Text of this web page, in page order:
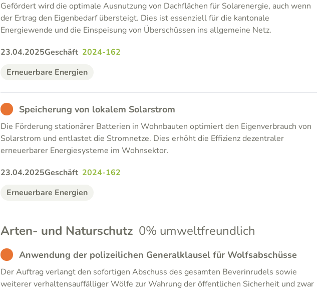
Gefördert wird die optimale Ausnutzung von Dachflächen für Solarenergie, auch wenn
der Ertrag den Eigenbedarf übersteigt. Dies ist essenziell für die kantonale
Energiewende und die Einspeisung von Überschüssen ins allgemeine Netz.
23.04.2025Geschäft 2024-162
Erneuerbare Energien
BAD Speicherung von lokalem Solarstrom
Die Förderung stationärer Batterien in Wohnbauten optimiert den Eigenverbrauch von
Solarstrom und entlastet die Stromnetze. Dies erhöht die Effizienz dezentraler
erneuerbarer Energiesysteme im Wohnsektor.
23.04.2025Geschäft 2024-162
Erneuerbare Energien
Arten- und Naturschutz 0% umweltfreundlich
BADAnwendung der polizeilichen Generalklausel für Wolfsabschüsse
Der Auftrag verlangt den sofortigen Abschuss des gesamten Beverinrudels sowie
weiterer verhaltensauffälliger Wölfe zur Wahrung der öffentlichen Sicherheit und zwar